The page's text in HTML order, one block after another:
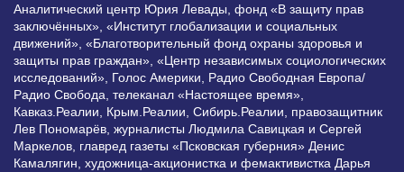
Аналитический центр Юрия Левады, фонд «В защиту прав
заключённых», «Институт глобализации и социальных
движений», «Благотворительный фонд охраны здоровья и
защиты прав граждан», «Центр независимых социологических
исследований», Голос Америки, Радио Свободная Европа/
Радио Свобода, телеканал «Настоящее время»,
Кавказ.Реалии, Крым.Реалии, Сибирь.Реалии, правозащитник
Лев Пономарёв, журналисты Людмила Савицкая и Сергей
Маркелов, главред газеты «Псковская губерния» Денис
Камалягин, художница-акционистка и фемактивистка Дарья